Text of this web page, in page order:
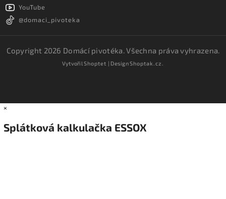
YouTube
@domaci_pivoteka
Copyright 2026 Domácí pivotéka. Všechna práva vyhrazena.
VytvořilShoptet | DesignShoptak.cz.
×
Splátková kalkulačka ESSOX